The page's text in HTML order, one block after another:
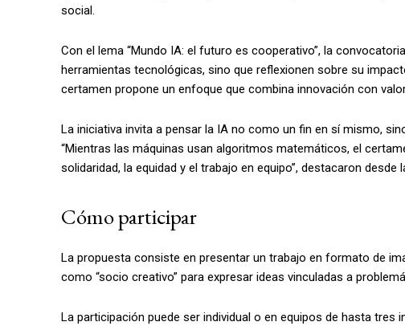
social.
Con el lema “Mundo IA: el futuro es cooperativo”, la
herramientas tecnológicas, sino que reflexionen sobre su
certamen propone un enfoque que combina innovación con
La iniciativa invita a pensar la IA no como un fin en sí mismo,
“Mientras las máquinas usan algoritmos matemáticos, el
solidaridad, la equidad y el trabajo en equipo”, destacaron desde
Cómo participar
La propuesta consiste en presentar un trabajo en formato de
como “socio creativo” para expresar ideas vinculadas a
La participación puede ser individual o en equipos de hasta